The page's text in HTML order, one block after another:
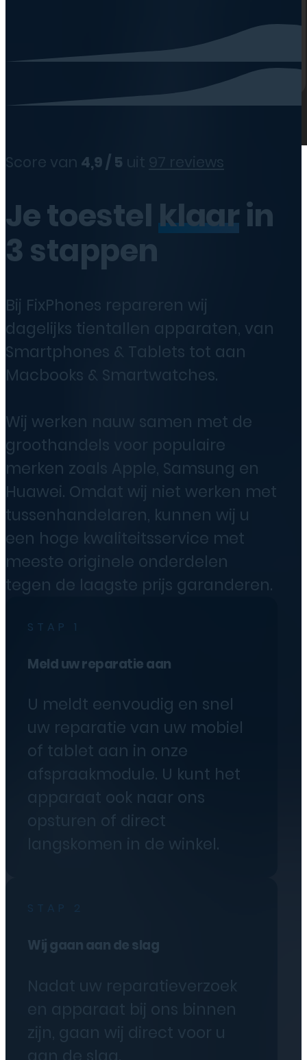
Veelgestelde vragen
Openingstijden
Score van 4,9 / 5 97 reviews
Je toestelklaarin
3 stappen
Bij FixPhones repareren wij
dagelijks tientallen apparaten, van
Smartphones & Tablets tot aan
Macbooks & Smartwatches.
Wij werken nauw samen met de
groothandels voor populaire
merken zoals Apple, Samsung en
Huawei. Omdat wij niet werken met
tussenhandelaren, kunnen wij u
een hoge kwaliteitsservice met
meeste originele onderdelen
tegen de laagste prijs garanderen.
STAP 1
Meld uw reparatie aan
U meldt eenvoudig en snel
uw reparatie van uw mobiel
of tablet aan in onze
afspraakmodule. U kunt het
apparaat ook naar ons
opsturen of direct
langskomen in de winkel.
STAP 2
Wij gaan aan de slag
Nadat uw reparatieverzoek
en apparaat bij ons binnen
zijn, gaan wij direct voor u